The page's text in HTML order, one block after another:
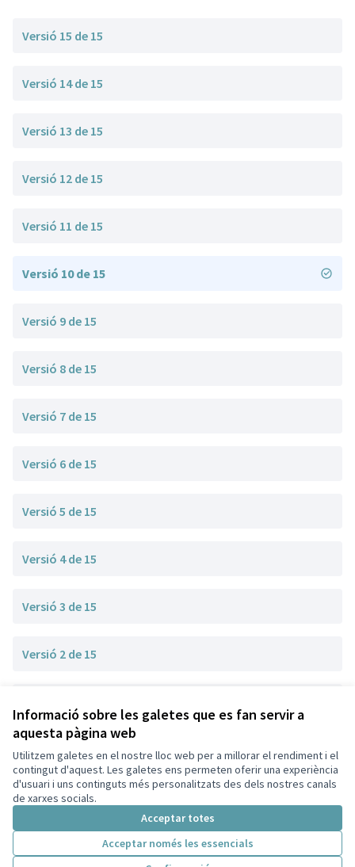
Informació sobre les galetes que es fan servir a
aquesta pàgina web
Utilitzem galetes en el nostre lloc web per a millorar el rendiment i el
contingut d'aquest. Les galetes ens permeten oferir una experiència
d'usuari i uns continguts més personalitzats des dels nostres canals
de xarxes socials.
Acceptar totes
Acceptar només les essencials
Versió 15 de 15
Versió 14 de 15
Versió 13 de 15
Versió 12 de 15
Versió 11 de 15
Versió 10 de 15
Versió 9 de 15
Versió 8 de 15
Versió 7 de 15
Versió 6 de 15
Versió 5 de 15
Versió 4 de 15
Versió 3 de 15
Versió 2 de 15
Termes i condicions d'ús
Configuració de les galetes
Decidim Sant Cugat a X
(Enllaç extern)
Decidim Sant Cugat a Facebook
Decidim Sant Cugat a Instagram
Decidim Sant Cugat a GitHub
(Enllaç extern)
Amb
(Enllaç